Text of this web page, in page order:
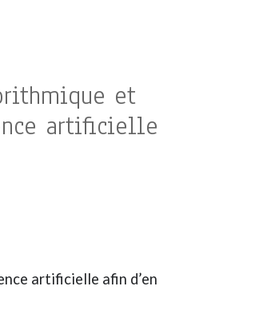
et
artificielle
artificielle afin d’en